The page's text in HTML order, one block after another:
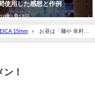
使用した感想と作例
年1月12日
15mm
お昼は「麺や 幸村」
！